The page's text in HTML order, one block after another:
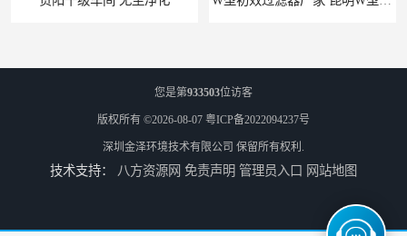
W型初效过滤器 西宁无隔板中效过滤器供应 金泽 W型初效过滤器厂 广州无隔板中效过滤器厂家 金泽
您是第933503位访客
版权所有 ©2026-08-07 粤ICP备2022094237号
深圳金泽环境技术有限公司 保留所有权利.
技术支持： 八方资源网 免责声明 管理员入口 网站地图